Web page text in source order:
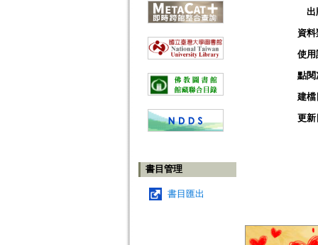
書目管理
書目匯出
出
資料
使用
點閱
建檔
更新